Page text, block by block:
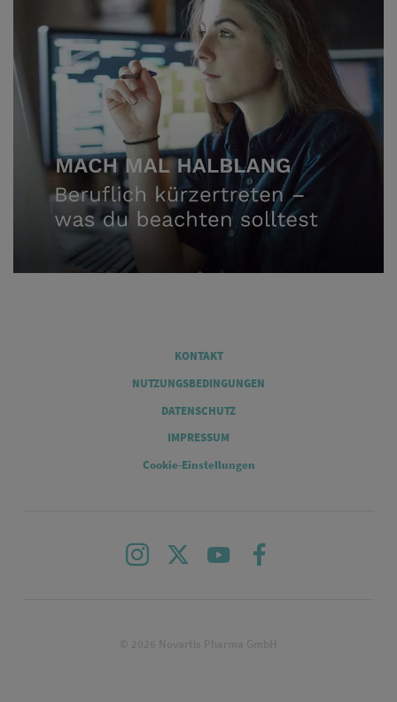
KONTAKT
NUTZUNGSBEDINGUNGEN
DATENSCHUTZ
IMPRESSUM
Cookie-Einstellungen
Instagram Youtube